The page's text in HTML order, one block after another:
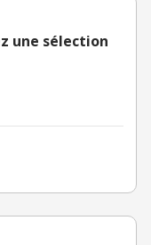
une sélection